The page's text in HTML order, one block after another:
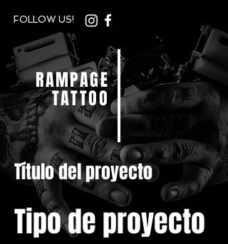
FOLLOW US!
RAMPAGE
TATTOO
Título del proyecto
Tipo de proyecto